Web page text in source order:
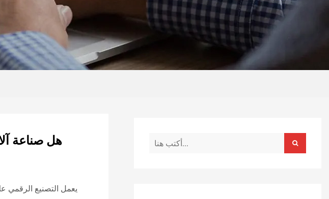
يعمل التصنيع الرقمي